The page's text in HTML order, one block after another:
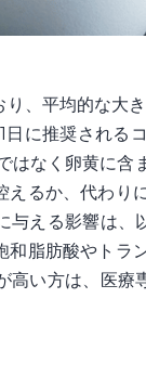
、平均的な大
日に推奨され
はなく卵黄に
るか、代わり
える影響は、
脂肪酸やトラ
高い方は、医